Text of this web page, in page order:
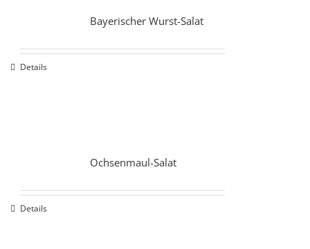
Bayerischer Wurst-Salat
Details
Ochsenmaul-Salat
Details